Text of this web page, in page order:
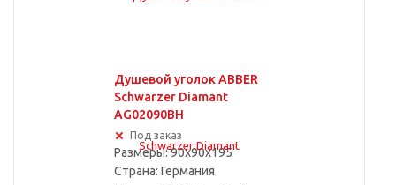
Душевой уголок ABBER
Schwarzer Diamant
AG02090BH
Под заказ
Размеры: 90x90x195
Страна: Германия